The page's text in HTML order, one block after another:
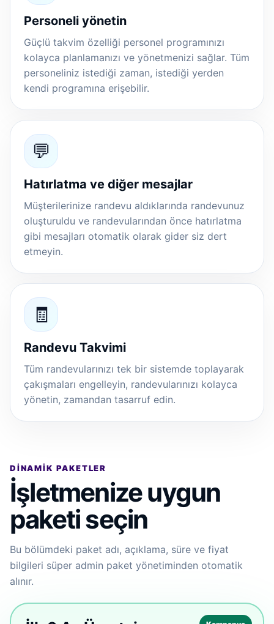
Personeli yönetin
Güçlü takvim özelliği personel programınızı
kolayca planlamanızı ve yönetmenizi sağlar. Tüm
personeliniz istediği zaman, istediği yerden
kendi programına erişebilir.
💬
Hatırlatma ve diğer mesajlar
Müşterilerinize randevu aldıklarında randevunuz
oluşturuldu ve randevularından önce hatırlatma
gibi mesajları otomatik olarak gider siz dert
etmeyin.
🧾
Randevu Takvimi
Tüm randevularınızı tek bir sistemde toplayarak
çakışmaları engelleyin, randevularınızı kolayca
yönetin, zamandan tasarruf edin.
DINAMIK PAKETLER
İşletmenize uygun
paketi seçin
Bu bölümdeki paket adı, açıklama, süre ve fiyat
bilgileri süper admin paket yönetiminden otomatik
alınır.